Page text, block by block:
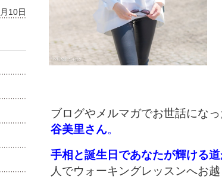
ブログやメルマガでお世話になっ
谷美里さん。
手相と誕生日であなたが輝ける
人でウォーキングレッスンへお
10日